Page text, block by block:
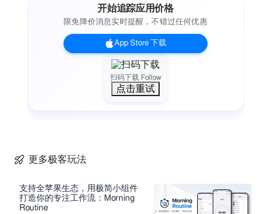
扫码下载 Follow
点击重试
开始追踪应用价格
限免降价消息实时提醒，不错过任何优惠
App Store 下载
更多极客玩法
支持全苹果生态，用极简小组件
打造你的专注工作流：Morning
Routine